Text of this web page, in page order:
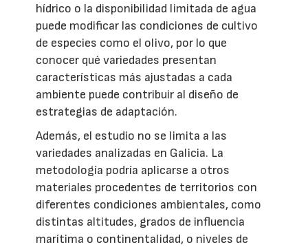
hídrico o la disponibilidad limitada de agua
puede modificar las condiciones de cultivo
de especies como el olivo, por lo que
conocer qué variedades presentan
características más ajustadas a cada
ambiente puede contribuir al diseño de
estrategias de adaptación.
Además, el estudio no se limita a las
variedades analizadas en Galicia. La
metodología podría aplicarse a otros
materiales procedentes de territorios con
diferentes condiciones ambientales, como
distintas altitudes, grados de influencia
marítima o continentalidad, o niveles de